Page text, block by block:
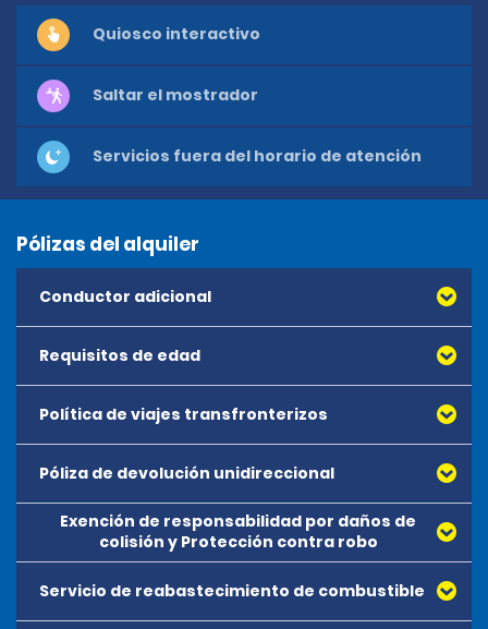
Quiosco interactivo
Saltar el mostrador
Servicios fuera del horario de atención
Pólizas del alquiler
Conductor adicional
Requisitos de edad
Política de viajes transfronterizos
Póliza de devolución unidireccional
Exención de responsabilidad por daños de
colisión y Protección contra robo
Servicio de reabastecimiento de combustible